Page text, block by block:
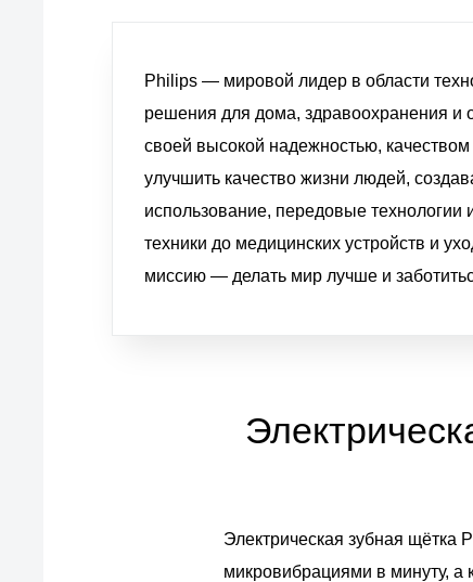
Philips — мировой лидер в области
решения для дома, здравоохранения и
своей высокой надежностью,
улучшить качество жизни людей,
использование, передовые
техники до медицинских устройств и
миссию — делать мир лучше и
Электрическая зубная щётка
микровибрациями в минуту,